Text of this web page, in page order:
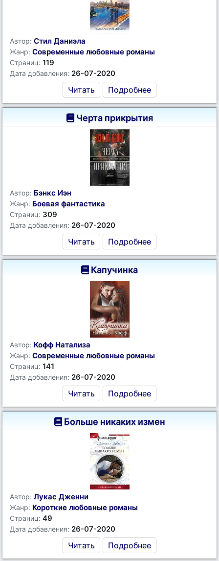
Автор: Стил Даниэла
Жанр: Современные любовные романы
Страниц: 119
Дата добавления: 26-07-2020
Читать Подробнее
Черта прикрытия
Автор: Бэнкс Иэн
Жанр: Боевая фантастика
Страниц: 309
Дата добавления: 26-07-2020
Читать Подробнее
Капучинка
Автор: Кофф Натализа
Жанр: Современные любовные романы
Страниц: 141
Дата добавления: 26-07-2020
Читать Подробнее
Больше никаких измен
Автор: Лукас Дженни
Жанр: Короткие любовные романы
Страниц: 49
Дата добавления: 26-07-2020
Читать Подробнее